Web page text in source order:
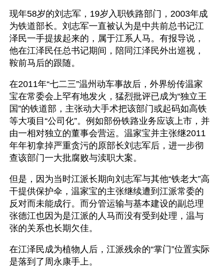
现年58岁的刘志军，19岁入职铁路部门，2003年成
为铁道部长。刘志军一直被认为是中共前总书记江
泽民一手提拔起来的，属于江系人马。有报导说，
他在江泽民任总书记期间，陪同江泽民外出巡视，
鞍前马后的跟随。
在2011年“七二三”温州动车事故后，外界纷传温家
宝在常委会上罕有地发火，猛烈批评已成为“独立王
国”的铁道部，主张动大手术把该部门或起码如高铁
等大项目“公司化”。例如部份铁路业务应该上市，并
由一相对独立的董事会营运。温家宝并主张继2011
年年初拿掉严重贪污的原部长刘志军后，进一步彻
查该部门一大批腐败与渎职大案。
但是，因为当时江派长期向刘志军与其他“铁老大”高
干提供保护伞，温家宝的主张继续遭到江派常委的
反对而未能成行。而分管运输与基本建设的副总理
张德江也因为是江派的人马而没有受到处理，温与
张的关系也长期欠佳。
在江泽民成为植物人后，江派残余的“掌门”位置实际
是落到了周永康手上。